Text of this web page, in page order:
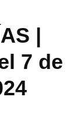
|
7 de